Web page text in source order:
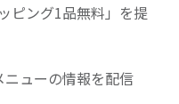
ピング1品無料」を提
ューの情報を配信